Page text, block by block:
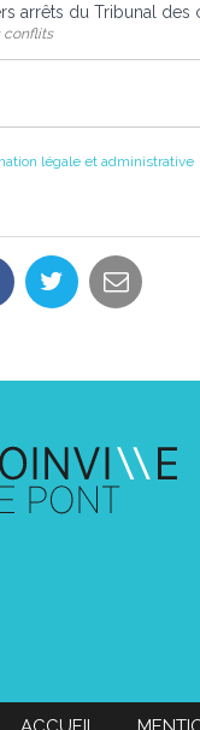
arrêts du Tribunal des
conflits
légale et administrative